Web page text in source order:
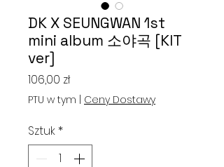
DK X SEUNGWAN 1st
mini album 소야곡 [KIT
ver]
106,00 złCena
PTU w tym Ceny Dostawy
Sztuk *